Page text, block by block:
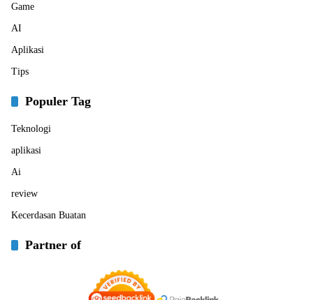
Game
AI
Aplikasi
Tips
Populer Tag
Teknologi
aplikasi
Ai
review
Kecerdasan Buatan
Partner of